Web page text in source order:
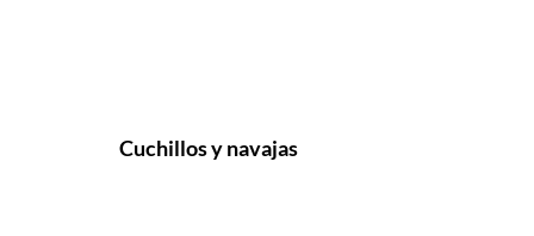
Cuchillos y navajas